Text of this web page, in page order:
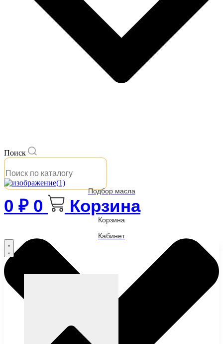
Поиск
Подбор масла
0 ₽ 0 Корзина
Корзина
Кабинет